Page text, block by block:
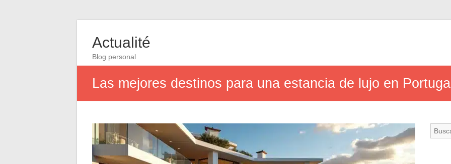
Actualité
Blog personal
Las mejores destinos para una estancia de lujo en Portugal